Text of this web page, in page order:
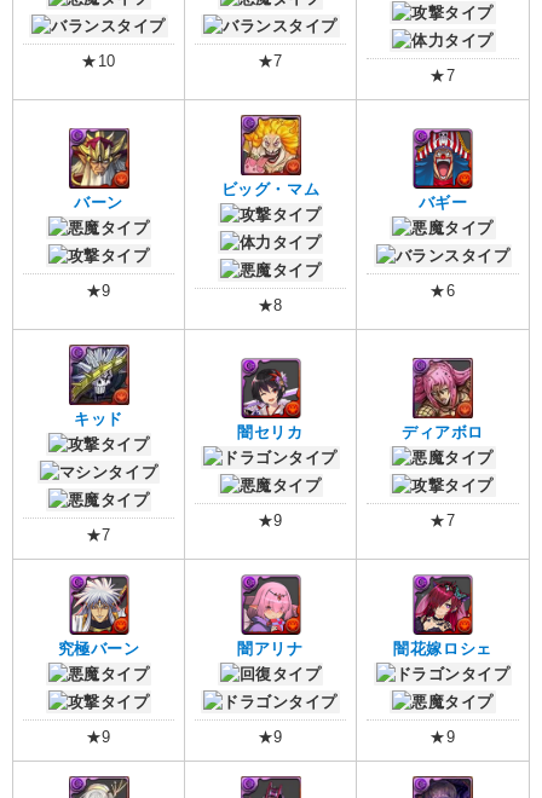
★10 ★7
★7
バーン
★9
ビッグ・マム
★8
バギー
★6
キッド
★7
闇セリカ
★9
ディアボロ
★7
究極バーン
★9
闇アリナ
★9
闇花嫁ロシェ
★9